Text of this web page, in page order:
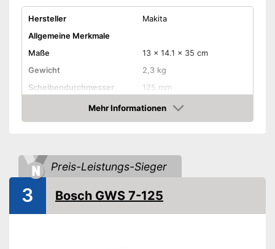
praktisch und verstellbar
Nachteile
Amazon Lieferzeit
siehe Anbieter
Hersteller
Makita
Allgemeine Merkmale
Maße
13 x 14.1 x 35 cm
Gewicht
2,3 kg
Scheibendurchmesser
125 mm
Drehzahl Leerlauf
8.500 U/min
Akkuspannung
18 V
Schalldruckpegel
90 dB
Ausstattung
Sanftanlauf
Zusatzhandgriff verstellbar
Mehr Informationen
Amazon
Preis-Leistungs-Sieger
3 Bosch GWS 7-125